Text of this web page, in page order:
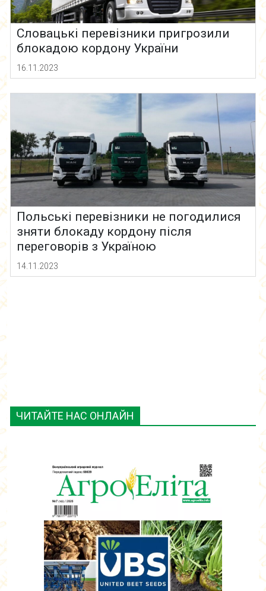
ЧИТАЙТЕ НАС ОНЛАЙН
Словацькі перевізники пригрозили
блокадою кордону України
16.11.2023
Польські перевізники не погодилися
зняти блокаду кордону після
переговорів з Україною
14.11.2023